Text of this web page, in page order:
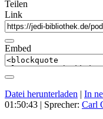
Teilen
Link
Embed
Datei herunterladen | In
01:50:43 | Sprecher: Carl